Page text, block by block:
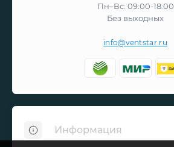
Пн–Вс: 09:00-18:00
Без выходных
info@ventstar.ru
Информация